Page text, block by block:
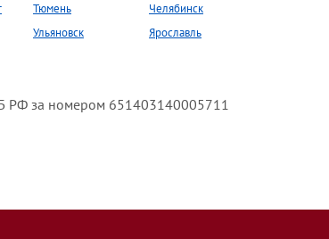
Тюмень
Ульяновск
Челябинск
Ярославль
РФ за номером 651403140005711